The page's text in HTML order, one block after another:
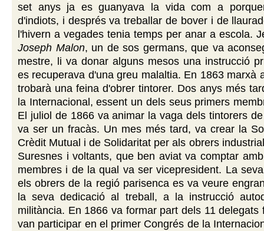
set anys ja es guanyava la vida com a
d'indiots, i després va treballar de bover i de
l'hivern a vegades tenia temps per anar a escola.
Joseph Malon, un de sos germans, que va
mestre, li va donar alguns mesos una instrucció
es recuperava d'una greu malaltia. En 1863 marxà
trobarà una feina d'obrer tintorer. Dos anys més
la Internacional, essent un dels seus primers
El juliol de 1866 va animar la vaga dels tintorers
va ser un fracàs. Un mes més tard, va crear la
Crèdit Mutual i de Solidaritat per als obrers
Suresnes i voltants, que ben aviat va comptar
membres i de la qual va ser vicepresident. La
els obrers de la regió parisenca es va veure
la seva dedicació al treball, a la instrucció
militància. En 1866 va formar part dels 11 delegats
van participar en el primer Congrés de la